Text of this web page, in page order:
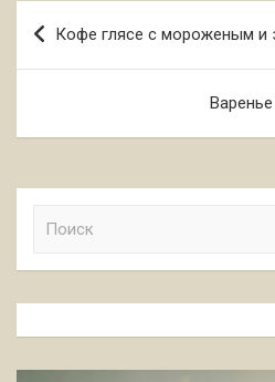
Навигация
по
Кофе глясе с мороженым и
к